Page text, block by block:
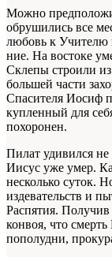
Можно
обрушились все
любовь к Учителю
ние. На востоке
Склепы строили
большей части
Спасителя Иосиф
купленный для
похоронен.
Пилат удивился не
Иисус уже умер.
несколько суток.
издевательств и
Распятия.
конвоя, что
пополудни,